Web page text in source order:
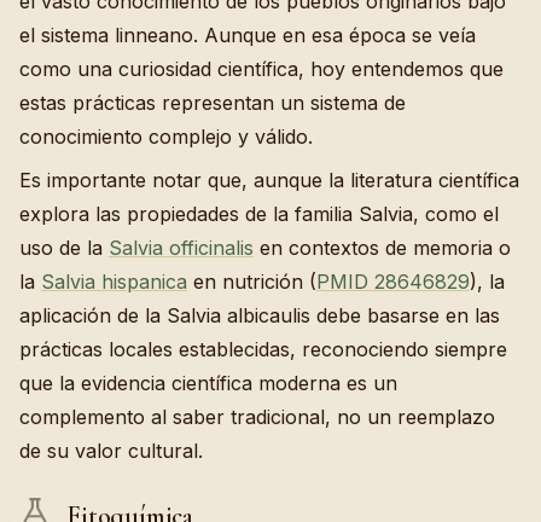
el sistema linneano. Aunque en esa época se veía
como una curiosidad científica, hoy entendemos que
estas prácticas representan un sistema de
conocimiento complejo y válido.
Es importante notar que, aunque la literatura científica
explora las propiedades de la familia Salvia, como el
uso de la Salvia officinalis en contextos de memoria o
la Salvia hispanica en nutrición (PMID 28646829), la
aplicación de la Salvia albicaulis debe basarse en las
prácticas locales establecidas, reconociendo siempre
que la evidencia científica moderna es un
complemento al saber tradicional, no un reemplazo
de su valor cultural.
Fitoquímica